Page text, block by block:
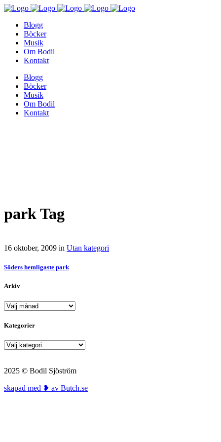
Blogg
Böcker
Musik
Om Bodil
Kontakt
Blogg
Böcker
Musik
Om Bodil
Kontakt
park Tag
16 oktober, 2009 in Utan kategori
Söders hemligaste park
Arkiv
Arkiv
Kategorier
Kategorier
2025 © Bodil Sjöström
skapad med ❥ av Butch.se